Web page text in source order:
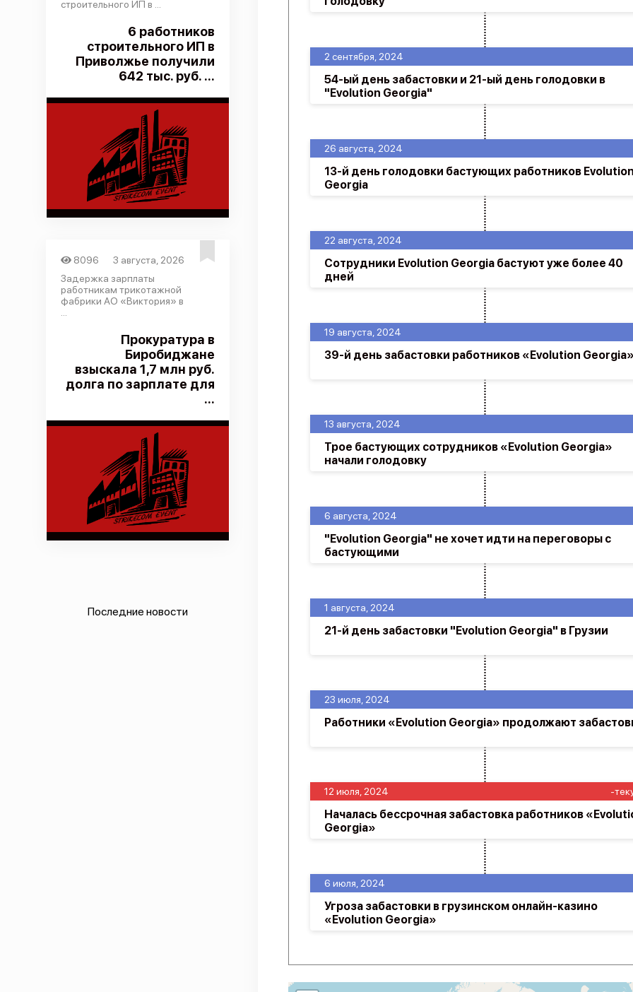
строительного ИП в ...
6 работников
строительного ИП в
Приволжье получили
642 тыс. руб. ...
8096
3 августа, 2026
Задержка зарплаты
работникам трикотажной
фабрики АО «Виктория» в
Прокуратура в
Биробиджане
взыскала 1,7 млн руб.
долга по зарплате для
...
Последние новости
6 июля, 2024
Угроза забастовки в грузинском онлайн-казино
«Evolution Georgia»
12 июля, 2024 -
Началась бессрочная забастовка работников
Georgia»
23 июля, 2024
Работники «Evolution Georgia» продолжают
1 августа, 2024
21-й день забастовки "Evolution Georgia" в Грузии
6 августа, 2024
"Evolution Georgia" не хочет идти на переговоры с
бастующими
13 августа, 2024
Трое бастующих сотрудников «Evolution Georgia»
начали голодовку
19 августа, 2024
39-й день забастовки работников «Evolution
22 августа, 2024
Сотрудники Evolution Georgia бастуют уже более 40
дней
26 августа, 2024
13-й день голодовки бастующих работников
Georgia
2 сентября, 2024
54-ый день забастовки и 21-ый день голодовки в
"Evolution Georgia"